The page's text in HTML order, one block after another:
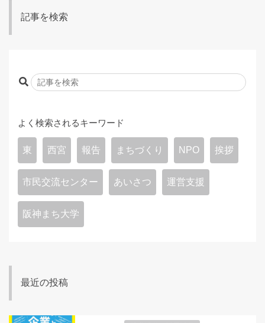
記事を検索
よく検索されるキーワード
東 西宮 報告 まちづくり NPO 挨拶
市民交流センター あいさつ 運営支援
阪神まち大学
最近の投稿